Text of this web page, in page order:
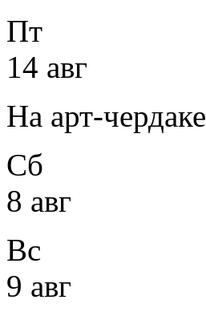
Пт
14 авг
На арт-чердаке
Сб
8 авг
Вс
9 авг